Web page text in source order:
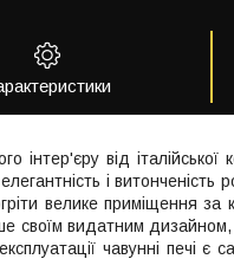
від італійської
і витонченість
велике приміщення
своїм видатним
чавунні печі є